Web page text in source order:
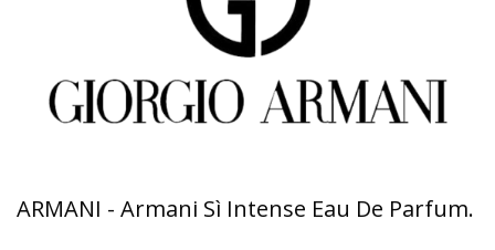
ARMANI - Armani Sì Intense Eau De Parfum.